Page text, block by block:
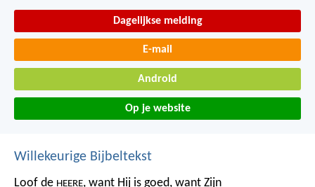
Dagelijkse melding
E-mail
Android
Op je website
Willekeurige Bijbeltekst
Loof de HEERE, want Hij is goed, want Zijn